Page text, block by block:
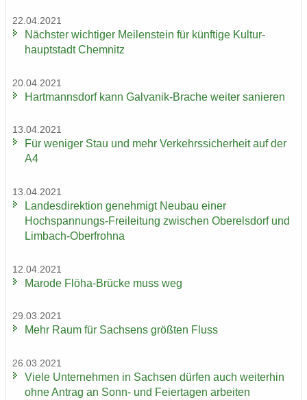
22.04.2021
Nächs­ter wich­ti­ger Mei­len­stein für künf­ti­ge Kul­tur­
haupt­stadt Chem­nitz
20.04.2021
Hart­manns­dorf kann Galvanik-​Brache wei­ter sa­nie­ren
13.04.2021
Für we­ni­ger Stau und mehr Ver­kehrs­si­cher­heit auf der
A4
13.04.2021
Lan­des­di­rek­ti­on ge­neh­migt Neu­bau einer
Hochspannungs-​Freileitung zwi­schen Ober­els­dorf und
Limbach-​Oberfrohna
12.04.2021
Ma­ro­de Flöha-​Brücke muss weg
29.03.2021
Mehr Raum für Sach­sens größ­ten Fluss
26.03.2021
Viele Un­ter­neh­men in Sach­sen dür­fen auch wei­ter­hin
ohne An­trag an Sonn- und Fei­er­ta­gen ar­bei­ten